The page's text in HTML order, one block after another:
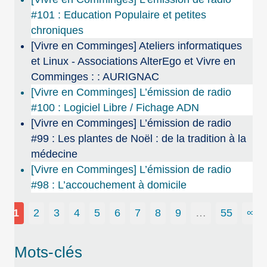
#101 : Education Populaire et petites
chroniques
[Vivre en Comminges] Ateliers informatiques
et Linux - Associations AlterEgo et Vivre en
Comminges : : AURIGNAC
[Vivre en Comminges] L’émission de radio
#100 : Logiciel Libre / Fichage ADN
[Vivre en Comminges] L’émission de radio
#99 : Les plantes de Noël : de la tradition à la
médecine
[Vivre en Comminges] L’émission de radio
#98 : L’accouchement à domicile
1 2 3 4 5 6 7 8 9 … 55 ∞
Mots-clés